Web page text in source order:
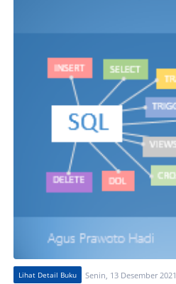
Lihat Detail Buku Senin, 13 Desember 2021